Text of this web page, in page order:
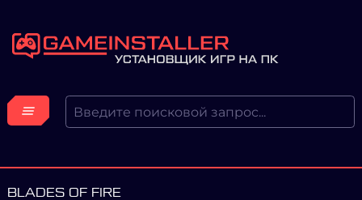
BLADES OF FIRE